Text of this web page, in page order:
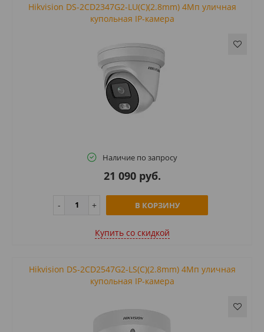
Hikvision DS-2CD2347G2-LU(C)(2.8mm) 4Мп уличная
купольная IP-камера
Наличие по запросу
21 090 руб.
В КОРЗИНУ
Купить cо скидкой
Hikvision DS-2CD2547G2-LS(С)(2.8mm) 4Мп уличная
купольная IP-камера